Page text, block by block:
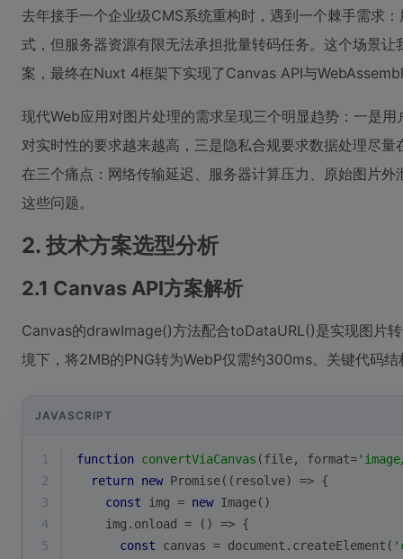
去年接手一个企业级CMS系统重构时，遇到一个棘手需求
式，但服务器资源有限无法承担批量转码任务。这个场景
案，最终在Nuxt 4框架下实现了Canvas API与
现代Web应用对图片处理的需求呈现三个明显趋势：一是
对实时性的要求越来越高，三是隐私合规要求数据处理尽
在三个痛点：网络传输延迟、服务器计算压力、原始图片
这些问题。
2. 技术方案选型分析
2.1 Canvas API方案解析
Canvas的drawImage()方法配合toDataURL()是实现图片
境下，将2MB的PNG转为WebP仅需约300ms。关键代码结
JAVASCRIPT
1 function convertViaCanvas (file, format=
2
return new Promise( ( resolve) => {
3
const img = new Image()
4
    img.onload =
() => {
5
const canvas = document .createElement(